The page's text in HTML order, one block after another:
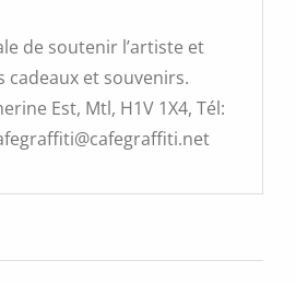
de soutenir l’artiste et
cadeaux et souvenirs.
Est, Mtl, H1V 1X4, Tél: